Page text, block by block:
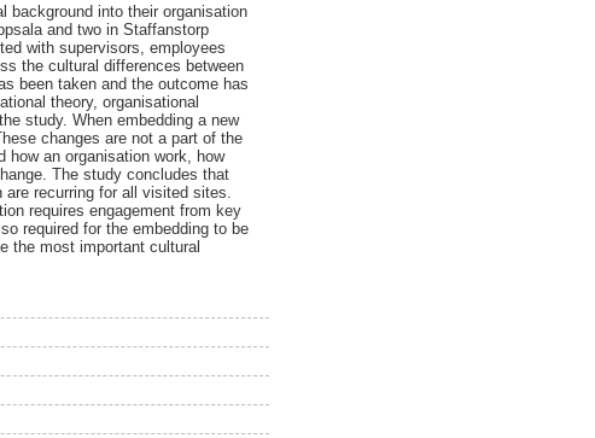
background into their organisation
and two in Staffanstorp
with supervisors, employees
the cultural differences between
been taken and the outcome has
theory, organisational
study. When embedding a new
changes are not a part of the
how an organisation work, how
The study concludes that
recurring for all visited sites.
requires engagement from key
required for the embedding to be
the most important cultural